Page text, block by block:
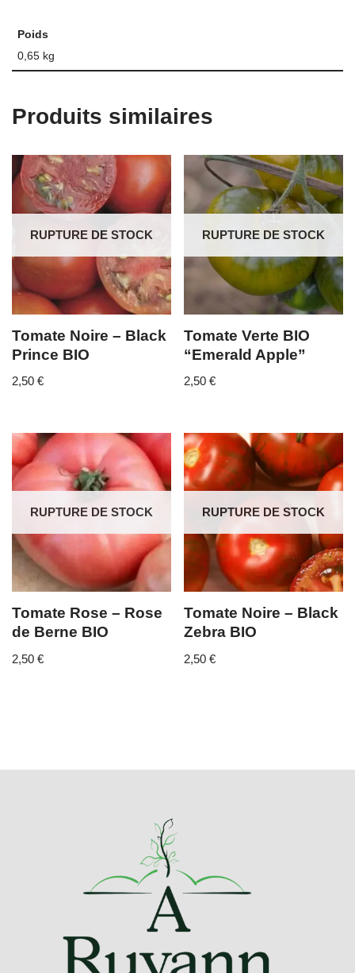
Poids
0,65 kg
Produits similaires
RUPTURE DE STOCK
Tomate Noire – Black
Prince BIO
2,50 €
RUPTURE DE STOCK
Tomate Verte BIO
“Emerald Apple”
2,50€
RUPTURE DE STOCK
Tomate Rose – Rose
de Berne BIO
2,50 €
RUPTURE DE STOCK
Tomate Noire – Black
Zebra BIO
2,50€